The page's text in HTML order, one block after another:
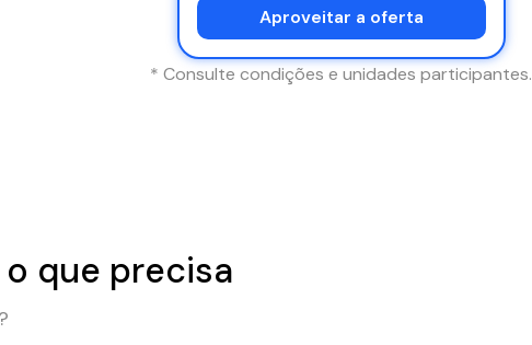
Aproveitar a oferta
* Consulte condições e unidades participantes.
que precisa